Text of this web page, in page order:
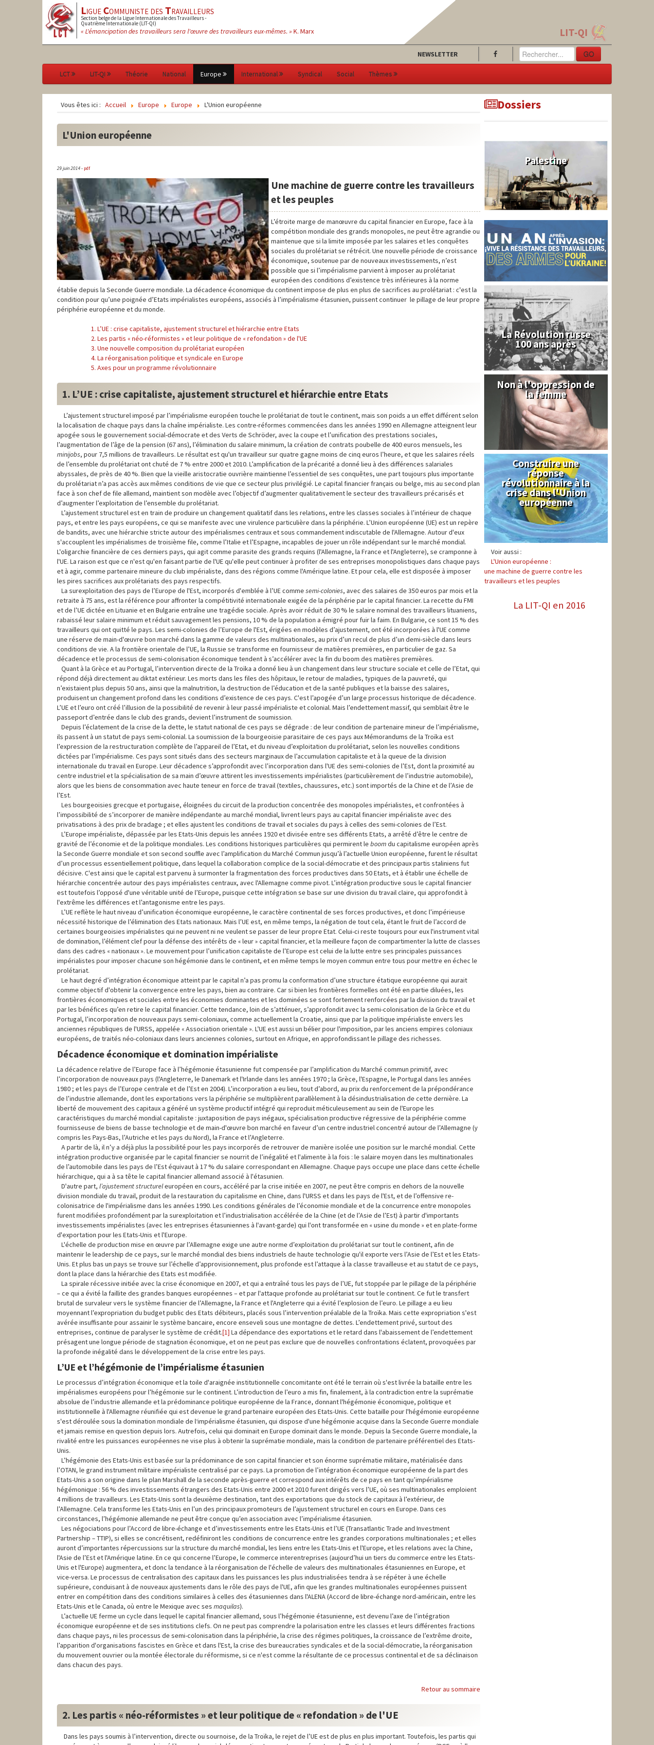
LigueCommuniste des Travailleurs
Section belge de la Ligue Internationale des Travailleurs -
Quatrième Internationale (LIT-QI)
« L'émancipation des travailleurs sera l'œuvre des travailleurs eux-mêmes. »K. Marx LIT-QI
NEWSLETTER GO
LCT LIT-QI Théorie National Europe International Syndical Social Thèmes
Vous êtes ici : Accueil Europe Europe L'Union européenne
L'Union européenne
29 juin 2014- pdf
Une machine de guerre contre les travailleurs
et les peuples
L’étroite marge de manœuvre du capital financier en Europe, face à la
compétition mondiale des grands monopoles, ne peut être agrandie ou
maintenue que si la limite imposée par les salaires et les conquêtes
sociales du prolétariat se rétrécit. Une nouvelle période de croissance
économique, soutenue par de nouveaux investissements, n’est
possible que si l’impérialisme parvient à imposer au prolétariat
européen des conditions d’existence très inférieures à la norme
établie depuis la Seconde Guerre mondiale. La décadence économique du continent impose de plus en plus de sacrifices au prolétariat : c'est la
condition pour qu’une poignée d’Etats impérialistes européens, associés à l’impérialisme étasunien, puissent continuer le pillage de leur propre
périphérie européenne et du monde.
1. L’UE : crise capitaliste, ajustement structurel et hiérarchie entre Etats
2. Les partis « néo-réformistes » et leur politique de « refondation » de l'UE
3. Une nouvelle composition du prolétariat européen
4. La réorganisation politique et syndicale en Europe
5. Axes pour un programme révolutionnaire
1. L’UE : crise capitaliste, ajustement structurel et hiérarchie entre Etats
L’ajustement structurel imposé par l’impérialisme européen touche le prolétariat de tout le continent, mais son poids a un effet différent selon
la localisation de chaque pays dans la chaîne impérialiste. Les contre-réformes commencées dans les années 1990 en Allemagne atteignent leur
apogée sous le gouvernement social-démocrate et des Verts de Schröder, avec la coupe et l’unification des prestations sociales,
l’augmentation de l’âge de la pension (67 ans), l’élimination du salaire minimum, la création de contrats poubelle de 400 euros mensuels, les
minijobs, pour 7,5 millions de travailleurs. Le résultat est qu'un travailleur sur quatre gagne moins de cinq euros l’heure, et que les salaires réels
de l’ensemble du prolétariat ont chuté de 7 % entre 2000 et 2010. L’amplification de la précarité a donné lieu à des différences salariales
abyssales, de près de 40 %. Bien que la vieille aristocratie ouvrière maintienne l’essentiel de ses conquêtes, une part toujours plus importante
du prolétariat n’a pas accès aux mêmes conditions de vie que ce secteur plus privilégié. Le capital financier français ou belge, mis au second plan
face à son chef de file allemand, maintient son modèle avec l’objectif d’augmenter qualitativement le secteur des travailleurs précarisés et
d’augmenter l’exploitation de l’ensemble du prolétariat.
L’ajustement structurel est en train de produire un changement qualitatif dans les relations, entre les classes sociales à l’intérieur de chaque
pays, et entre les pays européens, ce qui se manifeste avec une virulence particulière dans la périphérie. L’Union européenne (UE) est un repère
de bandits, avec une hiérarchie stricte autour des impérialismes centraux et sous commandement indiscutable de l'Allemagne. Autour d'eux
s'accouplent les impérialismes de troisième file, comme l’Italie et l’Espagne, incapables de jouer un rôle indépendant sur le marché mondial.
L'oligarchie financière de ces derniers pays, qui agit comme parasite des grands requins (l'Allemagne, la France et l'Angleterre), se cramponne à
l'UE. La raison est que ce n'est qu'en faisant partie de l'UE qu'elle peut continuer à profiter de ses entreprises monopolistiques dans chaque pays
et à agir, comme partenaire mineure du club impérialiste, dans des régions comme l'Amérique latine. Et pour cela, elle est disposée à imposer
les pires sacrifices aux prolétariats des pays respectifs.
La surexploitation des pays de l’Europe de l'Est, incorporés d'emblée à l’UE comme semi-colonies, avec des salaires de 350 euros par mois et la
retraite à 75 ans, est la référence pour affronter la compétitivité internationale exigée de la périphérie par le capital financier. La recette du FMI
et de l’UE dictée en Lituanie et en Bulgarie entraîne une tragédie sociale. Après avoir réduit de 30 % le salaire nominal des travailleurs lituaniens,
rabaissé leur salaire minimum et réduit sauvagement les pensions, 10 % de la population a émigré pour fuir la faim. En Bulgarie, ce sont 15 % des
travailleurs qui ont quitté le pays. Les semi-colonies de l’Europe de l'Est, érigées en modèles d’ajustement, ont été incorporées à l'UE comme
une réserve de main-d'œuvre bon marché dans la gamme de valeurs des multinationales, au prix d’un recul de plus d’un demi-siècle dans leurs
conditions de vie. A la frontière orientale de l’UE, la Russie se transforme en fournisseur de matières premières, en particulier de gaz. Sa
décadence et le processus de semi-colonisation économique tendent à s’accélérer avec la fin du boom des matières premières.
Quant à la Grèce et au Portugal, l’intervention directe de la Troïka a donné lieu à un changement dans leur structure sociale et celle de l’Etat, qui
répond déjà directement au diktat extérieur. Les morts dans les files des hôpitaux, le retour de maladies, typiques de la pauvreté, qui
n’existaient plus depuis 50 ans, ainsi que la malnutrition, la destruction de l’éducation et de la santé publiques et la baisse des salaires,
produisent un changement profond dans les conditions d’existence de ces pays. C'est l’apogée d’un large processus historique de décadence.
L’UE et l’euro ont créé l’illusion de la possibilité de revenir à leur passé impérialiste et colonial. Mais l’endettement massif, qui semblait être le
passeport d’entrée dans le club des grands, devient l’instrument de soumission.
Depuis l’éclatement de la crise de la dette, le statut national de ces pays se dégrade : de leur condition de partenaire mineur de l’impérialisme,
ils passent à un statut de pays semi-colonial. La soumission de la bourgeoisie parasitaire de ces pays aux Mémorandums de la Troïka est
l’expression de la restructuration complète de l’appareil de l’Etat, et du niveau d’exploitation du prolétariat, selon les nouvelles conditions
dictées par l’impérialisme. Ces pays sont situés dans des secteurs marginaux de l’accumulation capitaliste et à la queue de la division
internationale du travail en Europe. Leur décadence s’approfondit avec l’incorporation dans l'UE des semi-colonies de l’Est, dont la proximité au
centre industriel et la spécialisation de sa main d’œuvre attirent les investissements impérialistes (particulièrement de l’industrie automobile),
alors que les biens de consommation avec haute teneur en force de travail (textiles, chaussures, etc.) sont importés de la Chine et de l’Asie de
l’Est.
Les bourgeoisies grecque et portugaise, éloignées du circuit de la production concentrée des monopoles impérialistes, et confrontées à
l’impossibilité de s’incorporer de manière indépendante au marché mondial, livrent leurs pays au capital financier impérialiste avec des
privatisations à des prix de bradage ; et elles ajustent les conditions de travail et sociales du pays à celles des semi-colonies de l’Est.
L’Europe impérialiste, dépassée par les Etats-Unis depuis les années 1920 et divisée entre ses différents Etats, a arrêté d’être le centre de
gravité de l’économie et de la politique mondiales. Les conditions historiques particulières qui permirent le boomdu capitalisme européen après
la Seconde Guerre mondiale et son second souffle avec l’amplification du Marché Commun jusqu’à l’actuelle Union européenne, furent le résultat
d’un processus essentiellement politique, dans lequel la collaboration complice de la social-démocratie et des principaux partis staliniens fut
décisive. C'est ainsi que le capital est parvenu à surmonter la fragmentation des forces productives dans 50 Etats, et à établir une échelle de
hiérarchie concentrée autour des pays impérialistes centraux, avec l'Allemagne comme pivot. L’intégration productive sous le capital financier
est toutefois l’opposé d'une véritable unité de l’Europe, puisque cette intégration se base sur une division du travail claire, qui approfondit à
l'extrême les différences et l’antagonisme entre les pays.
L’UE reflète le haut niveau d’unification économique européenne, le caractère continental de ses forces productives, et donc l’impérieuse
nécessité historique de l’élimination des Etats nationaux. Mais l’UE est, en même temps, la négation de tout cela, étant le fruit de l’accord de
certaines bourgeoisies impérialistes qui ne peuvent ni ne veulent se passer de leur propre Etat. Celui-ci reste toujours pour eux l'instrument vital
de domination, l’élément clef pour la défense des intérêts de « leur » capital financier, et la meilleure façon de compartimenter la lutte de classes
dans des cadres « nationaux ». Le mouvement pour l’unification capitaliste de l’Europe est celui de la lutte entre ses principales puissances
impérialistes pour imposer chacune son hégémonie dans le continent, et en même temps le moyen commun entre tous pour mettre en échec le
prolétariat.
Le haut degré d’intégration économique atteint par le capital n’a pas promu la conformation d’une structure étatique européenne qui aurait
comme objectif d'obtenir la convergence entre les pays, bien au contraire. Car si bien les frontières formelles ont été en partie diluées, les
frontières économiques et sociales entre les économies dominantes et les dominées se sont fortement renforcées par la division du travail et
par les bénéfices qu’en retire le capital financier. Cette tendance, loin de s’atténuer, s’approfondit avec la semi-colonisation de la Grèce et du
Portugal, l’incorporation de nouveaux pays semi-coloniaux, comme actuellement la Croatie, ainsi que par la politique impérialiste envers les
anciennes républiques de l'URSS, appelée « Association orientale ». L'UE est aussi un bélier pour l'imposition, par les anciens empires coloniaux
européens, de traités néo-coloniaux dans leurs anciennes colonies, surtout en Afrique, en approfondissant le pillage des richesses.
Décadence économique et domination impérialiste
La décadence relative de l’Europe face à l’hégémonie étasunienne fut compensée par l’amplification du Marché commun primitif, avec
l’incorporation de nouveaux pays (l'Angleterre, le Danemark et l'Irlande dans les années 1970 ; la Grèce, l'Espagne, le Portugal dans les années
1980 ; et les pays de l’Europe centrale et de l’Est en 2004). L’incorporation a eu lieu, tout d’abord, au prix du renforcement de la prépondérance
de l’industrie allemande, dont les exportations vers la périphérie se multiplièrent parallèlement à la désindustrialisation de cette dernière. La
liberté de mouvement des capitaux a généré un système productif intégré qui reproduit méticuleusement au sein de l'Europe les
caractéristiques du marché mondial capitaliste : juxtaposition de pays inégaux, spécialisation productive régressive de la périphérie comme
fournisseuse de biens de basse technologie et de main-d'œuvre bon marché en faveur d’un centre industriel concentré autour de l’Allemagne (y
compris les Pays-Bas, l’Autriche et les pays du Nord), la France et l’Angleterre.
A partir de là, il n’y a déjà plus la possibilité pour les pays incorporés de retrouver de manière isolée une position sur le marché mondial. Cette
intégration productive organisée par le capital financier se nourrit de l’inégalité et l'alimente à la fois : le salaire moyen dans les multinationales
de l’automobile dans les pays de l’Est équivaut à 17 % du salaire correspondant en Allemagne. Chaque pays occupe une place dans cette échelle
hiérarchique, qui a à sa tête le capital financier allemand associé à l'étasunien.
D'autre part, l’ajustement structureleuropéen en cours, accéléré par la crise initiée en 2007, ne peut être compris en dehors de la nouvelle
division mondiale du travail, produit de la restauration du capitalisme en Chine, dans l'URSS et dans les pays de l'Est, et de l’offensive re-
colonisatrice de l'impérialisme dans les années 1990. Les conditions générales de l’économie mondiale et de la concurrence entre monopoles
furent modifiées profondément par la surexploitation et l’industrialisation accélérée de la Chine (et de l’Asie de l’Est) à partir d'importants
investissements impérialistes (avec les entreprises étasuniennes à l'avant-garde) qui l'ont transformée en « usine du monde » et en plate-forme
d'exportation pour les Etats-Unis et l'Europe.
L'échelle de production mise en œuvre par l’Allemagne exige une autre norme d’exploitation du prolétariat sur tout le continent, afin de
maintenir le leadership de ce pays, sur le marché mondial des biens industriels de haute technologie qu'il exporte vers l’Asie de l’Est et les Etats-
Unis. Et plus bas un pays se trouve sur l’échelle d’approvisionnement, plus profonde est l’attaque à la classe travailleuse et au statut de ce pays,
dont la place dans la hiérarchie des Etats est modifiée.
La spirale récessive initiée avec la crise économique en 2007, et qui a entraîné tous les pays de l’UE, fut stoppée par le pillage de la périphérie
– ce qui a évité la faillite des grandes banques européennes – et par l'attaque profonde au prolétariat sur tout le continent. Ce fut le transfert
brutal de survaleur vers le système financier de l’Allemagne, la France et l'Angleterre qui a évité l’explosion de l’euro. Le pillage a eu lieu
moyennant l’expropriation du budget public des Etats débiteurs, placés sous l’intervention préalable de la Troïka. Mais cette expropriation s'est
avérée insuffisante pour assainir le système bancaire, encore enseveli sous une montagne de dettes. L’endettement privé, surtout des
entreprises, continue de paralyser le système de crédit.[1] La dépendance des exportations et le retard dans l'abaissement de l’endettement
présagent une longue période de stagnation économique, et on ne peut pas exclure que de nouvelles confrontations éclatent, provoquées par
la profonde inégalité dans le développement de la crise entre les pays.
L’UE et l’hégémonie de l’impérialisme étasunien
Le processus d’intégration économique et la toile d'araignée institutionnelle concomitante ont été le terrain où s'est livrée la bataille entre les
impérialismes européens pour l’hégémonie sur le continent. L’introduction de l’euro a mis fin, finalement, à la contradiction entre la suprématie
absolue de l’industrie allemande et la prédominance politique européenne de la France, donnant l'hégémonie économique, politique et
institutionnelle à l'Allemagne réunifiée qui est devenue le grand partenaire européen des Etats-Unis. Cette bataille pour l'hégémonie européenne
s'est déroulée sous la domination mondiale de l‘impérialisme étasunien, qui dispose d'une hégémonie acquise dans la Seconde Guerre mondiale
et jamais remise en question depuis lors. Autrefois, celui qui dominait en Europe dominait dans le monde. Depuis la Seconde Guerre mondiale, la
rivalité entre les puissances européennes ne vise plus à obtenir la suprématie mondiale, mais la condition de partenaire préférentiel des Etats-
Unis.
L’hégémonie des Etats-Unis est basée sur la prédominance de son capital financier et son énorme suprématie militaire, matérialisée dans
l’OTAN, le grand instrument militaire impérialiste centralisé par ce pays. La promotion de l’intégration économique européenne de la part des
Etats-Unis a son origine dans le plan Marshall de la seconde après-guerre et correspond aux intérêts de ce pays en tant qu’impérialisme
hégémonique : 56 % des investissements étrangers des Etats-Unis entre 2000 et 2010 furent dirigés vers l’UE, où ses multinationales emploient
4 millions de travailleurs. Les Etats-Unis sont la deuxième destination, tant des exportations que du stock de capitaux à l’extérieur, de
l’Allemagne. Cela transforme les Etats-Unis en l’un des principaux promoteurs de l’ajustement structurel en cours en Europe. Dans ces
circonstances, l’hégémonie allemande ne peut être conçue qu’en association avec l’impérialisme étasunien.
Les négociations pour l’Accord de libre-échange et d’investissements entre les Etats-Unis et l’UE (Transatlantic Trade and Investment
Partnership – TTIP), si elles se concrétisent, redéfiniront les conditions de concurrence entre les grandes corporations multinationales ; et elles
auront d’importantes répercussions sur la structure du marché mondial, les liens entre les Etats-Unis et l'Europe, et les relations avec la Chine,
l'Asie de l’Est et l'Amérique latine. En ce qui concerne l’Europe, le commerce interentreprises (aujourd’hui un tiers du commerce entre les Etats-
Unis et l'Europe) augmentera, et donc la tendance à la réorganisation de l'échelle de valeurs des multinationales étasuniennes en Europe, et
vice-versa. Le processus de centralisation des capitaux dans les puissances les plus industrialisées tendra à se répéter à une échelle
supérieure, conduisant à de nouveaux ajustements dans le rôle des pays de l'UE, afin que les grandes multinationales européennes puissent
entrer en compétition dans des conditions similaires à celles des étasuniennes dans l'ALENA (Accord de libre-échange nord-américain, entre les
Etats-Unis et le Canada, où entre le Mexique avec ses maquilas).
L’actuelle UE ferme un cycle dans lequel le capital financier allemand, sous l’hégémonie étasunienne, est devenu l’axe de l’intégration
économique européenne et de ses institutions clefs. On ne peut pas comprendre la polarisation entre les classes et leurs différentes fractions
dans chaque pays, ni les processus de semi-colonisation dans la périphérie, la crise des régimes politiques, la croissance de l’extrême droite,
l’apparition d'organisations fascistes en Grèce et dans l'Est, la crise des bureaucraties syndicales et de la social-démocratie, la réorganisation
du mouvement ouvrier ou la montée électorale du réformisme, si ce n'est comme la résultante de ce processus continental et de sa déclinaison
dans chacun des pays.
Retour au sommaire
2. Les partis « néo-réformistes » et leur politique de « refondation » de l'UE
Dans les pays soumis à l’intervention, directe ou sournoise, de la Troïka, le rejet de l’UE est de plus en plus important. Toutefois, les partis qui
Dossiers
Palestine
La Révolution russe
100 ans après
Syrie
Non à l'oppression de
la femme
Syndical
Construire une
réponse
révolutionnaire à la
crise dans l'Union
européenne
Voir aussi :
L'Union européenne :
une machine de guerre contre les
travailleurs et les peuples
La LIT-QI en 2016